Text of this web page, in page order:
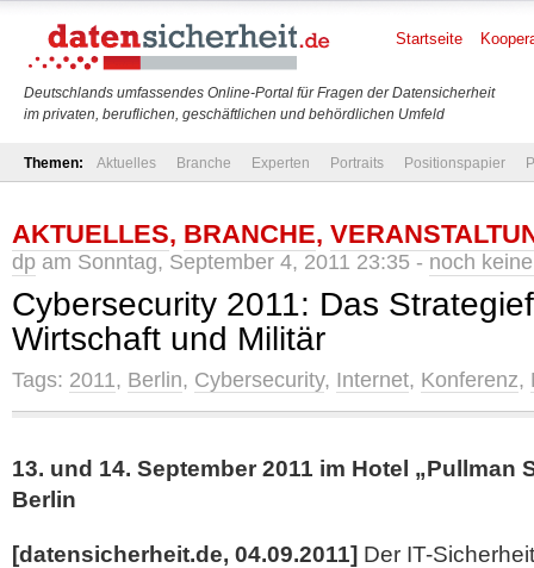
Deutschlands umfassendes Online-Portal für Fragen der Datensicherheit
im privaten, beruflichen, geschäftlichen und behördlichen Umfeld
Startseite
Themen: Aktuelles Branche Experten Portraits Positionspapier
AKTUELLES, BRANCHE,
dp am Sonntag, September 4, 2011 23:35 - noch
Cybersecurity 2011: Das
Wirtschaft und Militär
Tags: 2011, Berlin, Cybersecurity, Internet, Konferenz,
13. und 14. September 2011 im Hotel „Pullman
Berlin
[datensicherheit.de, 04.09.2011] Der IT-